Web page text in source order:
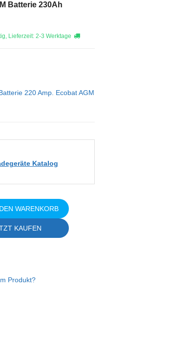
Batterie 230Ah
Lieferzeit: 2-3 Werktage
220 Amp. Ecobat AGM
Katalog
WARENKORB
KAUFEN
Produkt?